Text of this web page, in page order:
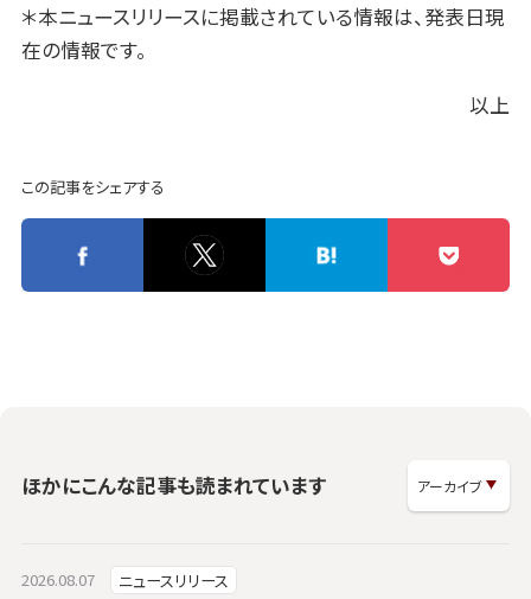
＊本ニュースリリースに掲載されている情報は、発表日現
在の情報です。
以上
この記事をシェアする
ほかにこんな記事も読まれています
2026.08.07 ニュースリリース